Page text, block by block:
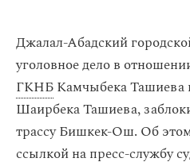
Джалал-Абадский
уголовное дело в
ГКНБКамчыбека Ташиева
Шаирбека Ташиева,
трассу Бишкек-Ош. Об
ссылкой на пресс-службу